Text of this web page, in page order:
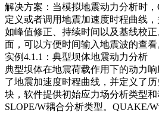
解决方案：当模拟地震动力分析时
定义或者调用地震加速度时程曲线
如峰值修正、持续时间以及基线校
面，可以方便时间输入地震波的查看
实例4.1.1：典型坝体地震动力分析
典型坝体在地震荷载作用下的动力
了地震加速度时程曲线，并定义了
块，软件提供初始应力场分析类型
SLOPE/W耦合分析类型。QUAKE/